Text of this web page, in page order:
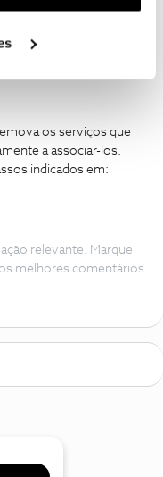
"Configurar
os serviços que
a associar-los.
indicados em:
relevante. Marque
melhores comentários.